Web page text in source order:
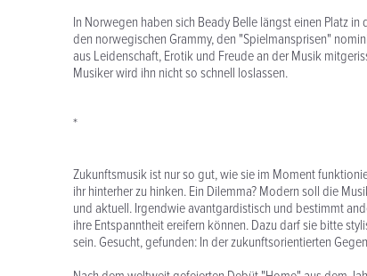
In Norwegen haben sich Beady Belle längst einen Platz
den norwegischen Grammy, den "Spielmansprisen"
aus Leidenschaft, Erotik und Freude an der Musik
Musiker wird ihn nicht so schnell loslassen.
*
Zukunftsmusik ist nur so gut, wie sie im Moment
ihr hinterher zu hinken. Ein Dilemma? Modern soll die
und aktuell. Irgendwie avantgardistisch und bestimmt
ihre Entspanntheit ereifern können. Dazu darf sie bitte
sein. Gesucht, gefunden: In der zukunftsorientierten